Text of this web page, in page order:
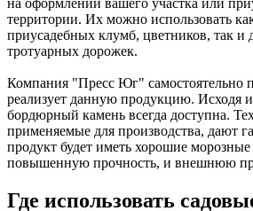
территории. Их можно использовать
приусадебных клумб, цветников, так и
тротуарных дорожек.
Компания "Пресс Юг" самостоятельно
реализует данную продукцию. Исходя
бордюрный камень всегда доступна.
применяемые для производства, дают
продукт будет иметь хорошие морозные
повышенную прочность, и внешнюю
Где использовать